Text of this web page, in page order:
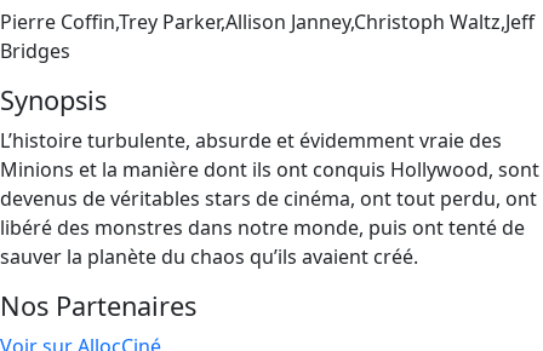
Pierre Coffin,Trey Parker,Allison Janney,Christoph Waltz,Jeff
Bridges
Synopsis
L’histoire turbulente, absurde et évidemment vraie des
Minions et la manière dont ils ont conquis Hollywood, sont
devenus de véritables stars de cinéma, ont tout perdu, ont
libéré des monstres dans notre monde, puis ont tenté de
sauver la planète du chaos qu’ils avaient créé.
Nos Partenaires